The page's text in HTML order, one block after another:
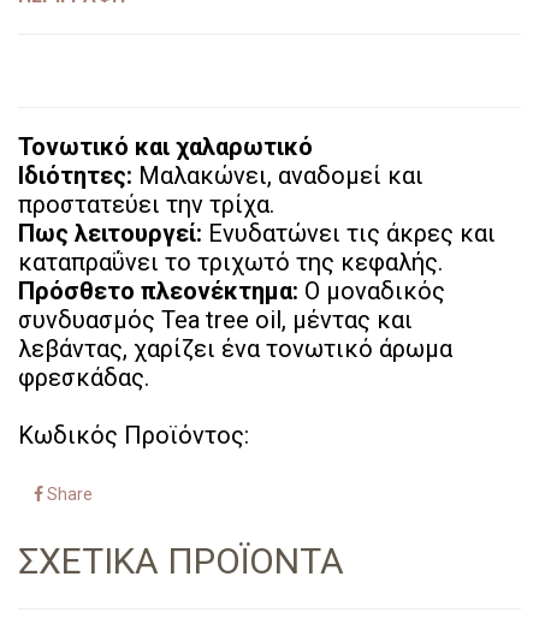
Τονωτικό και χαλαρωτικό
Ιδιότητες: Μαλακώνει, αναδομεί και
προστατεύει την τρίχα.
Πως λειτουργεί: Ενυδατώνει τις άκρες και
καταπραΰνει το τριχωτό της κεφαλής.
Πρόσθετο πλεονέκτημα: Ο μοναδικός
συνδυασμός Tea tree oil, μέντας και
λεβάντας, χαρίζει ένα τονωτικό άρωμα
φρεσκάδας.
Κωδικός Προϊόντος:
Share
ΣΧΕΤΙΚΑ ΠΡΟΪΟΝΤΑ